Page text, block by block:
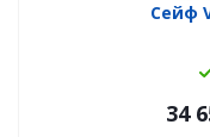
Сейф
34